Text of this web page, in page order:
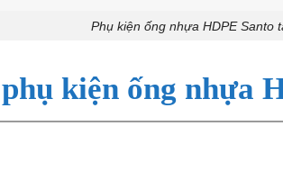
Phụ kiện ống nhựa HDPE Santo
phụ kiện ống nhựa